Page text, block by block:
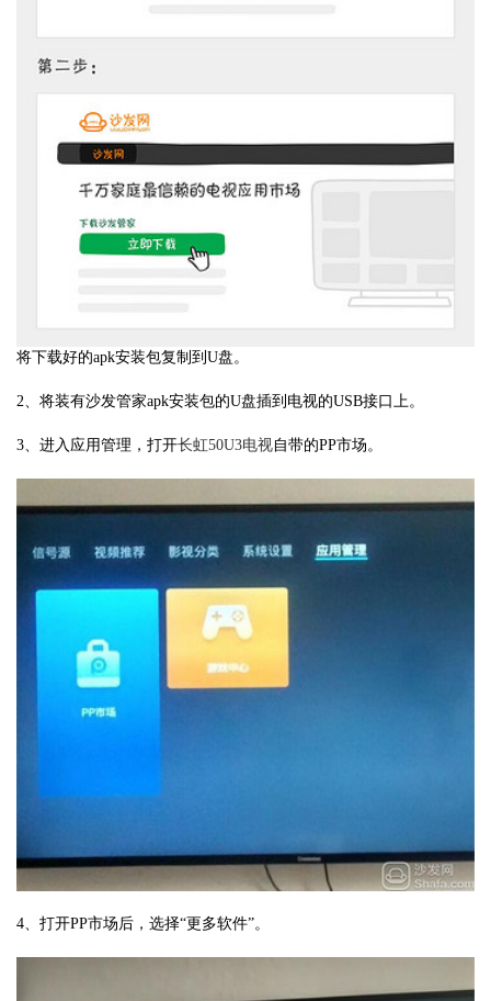
将下载好的apk安装包复制到U盘。
2、将装有沙发管家apk安装包的U盘插到电视的USB接口上。
3、进入应用管理，打开长虹50U3电视自带的PP市场。
4、打开PP市场后，选择“更多软件”。